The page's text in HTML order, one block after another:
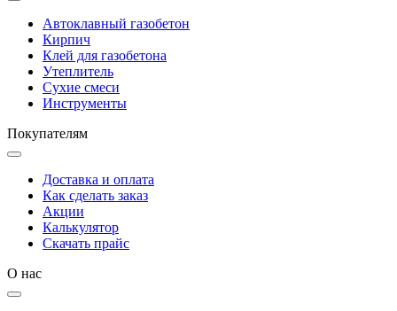
Автоклавный газобетон
Кирпич
Клей для газобетона
Утеплитель
Сухие смеси
Инструменты
Покупателям
Доставка и оплата
Как сделать заказ
Акции
Калькулятор
Скачать прайс
О нас